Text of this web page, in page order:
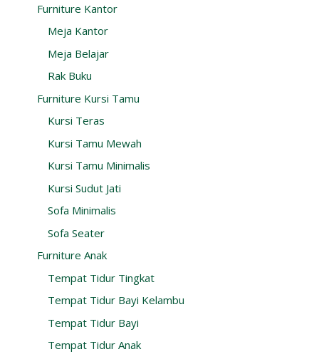
Furniture Kantor
Meja Kantor
Meja Belajar
Rak Buku
Furniture Kursi Tamu
Kursi Teras
Kursi Tamu Mewah
Kursi Tamu Minimalis
Kursi Sudut Jati
Sofa Minimalis
Sofa Seater
Furniture Anak
Tempat Tidur Tingkat
Tempat Tidur Bayi Kelambu
Tempat Tidur Bayi
Tempat Tidur Anak